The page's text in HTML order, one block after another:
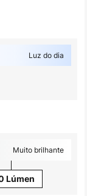
Luz do dia
Muito brilhante
Lúmen